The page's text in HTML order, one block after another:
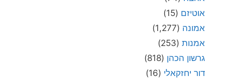
אוטיזם (15)
אמונה (1,277)
אמנות (253)
גרשון הכהן (818)
דור יחזקאלי (16)